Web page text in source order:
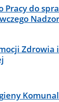
Pracy do
Zdrowia